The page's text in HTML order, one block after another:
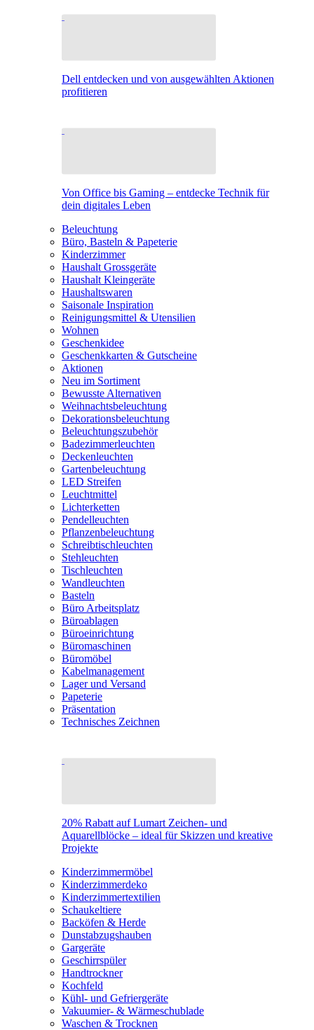
Dell entdecken und von ausgewählten Aktionen
profitieren
Von Office bis Gaming – entdecke Technik für
dein digitales Leben
Beleuchtung
Büro, Basteln & Papeterie
Kinderzimmer
Haushalt Grossgeräte
Haushalt Kleingeräte
Haushaltswaren
Saisonale Inspiration
Reinigungsmittel & Utensilien
Wohnen
Geschenkidee
Geschenkkarten & Gutscheine
Aktionen
Neu im Sortiment
Bewusste Alternativen
Weihnachtsbeleuchtung
Dekorationsbeleuchtung
Beleuchtungszubehör
Badezimmerleuchten
Deckenleuchten
Gartenbeleuchtung
LED Streifen
Leuchtmittel
Lichterketten
Pendelleuchten
Pflanzenbeleuchtung
Schreibtischleuchten
Stehleuchten
Tischleuchten
Wandleuchten
Basteln
Büro Arbeitsplatz
Büroablagen
Büroeinrichtung
Büromaschinen
Büromöbel
Kabelmanagement
Lager und Versand
Papeterie
Präsentation
Technisches Zeichnen
20% Rabatt auf Lumart Zeichen- und
Aquarellblöcke – ideal für Skizzen und kreative
Projekte
Kinderzimmermöbel
Kinderzimmerdeko
Kinderzimmertextilien
Schaukeltiere
Backöfen & Herde
Dunstabzugshauben
Gargeräte
Geschirrspüler
Handtrockner
Kochfeld
Kühl- und Gefriergeräte
Vakuumier- & Wärmeschublade
Waschen & Trocknen